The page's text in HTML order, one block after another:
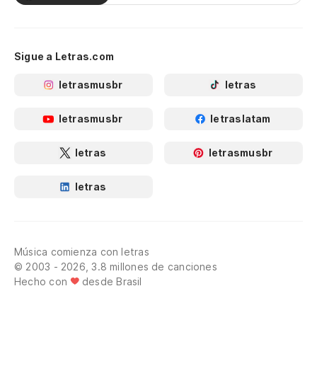
Sigue a Letras.com
letrasmusbr letras
letrasmusbr letraslatam
letras letrasmusbr
letras
Música comienza con letras
© 2003 - 2026, 3.8 millones de canciones
Hecho con
desde Brasil